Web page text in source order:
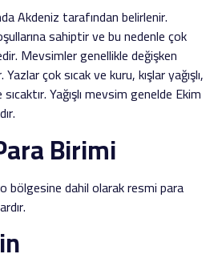
Akdeniz tarafından belirlenir.
sahiptir ve bu nedenle çok
Mevsimler genellikle değişken
çok sıcak ve kuru, kışlar yağışlı,
Yağışlı mevsim genelde Ekim
Birimi
bölgesine dahil olarak resmi para